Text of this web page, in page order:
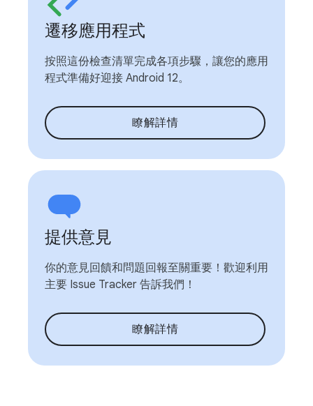
遷移應用程式
按照這份檢查清單完成各項步驟，讓您的應用
程式準備好迎接 Android 12。
瞭解詳情
提供意見
你的意見回饋和問題回報至關重要！歡迎利用
主要 Issue Tracker 告訴我們！
瞭解詳情